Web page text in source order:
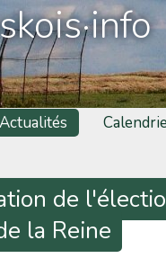
Actualités
de
la Reine